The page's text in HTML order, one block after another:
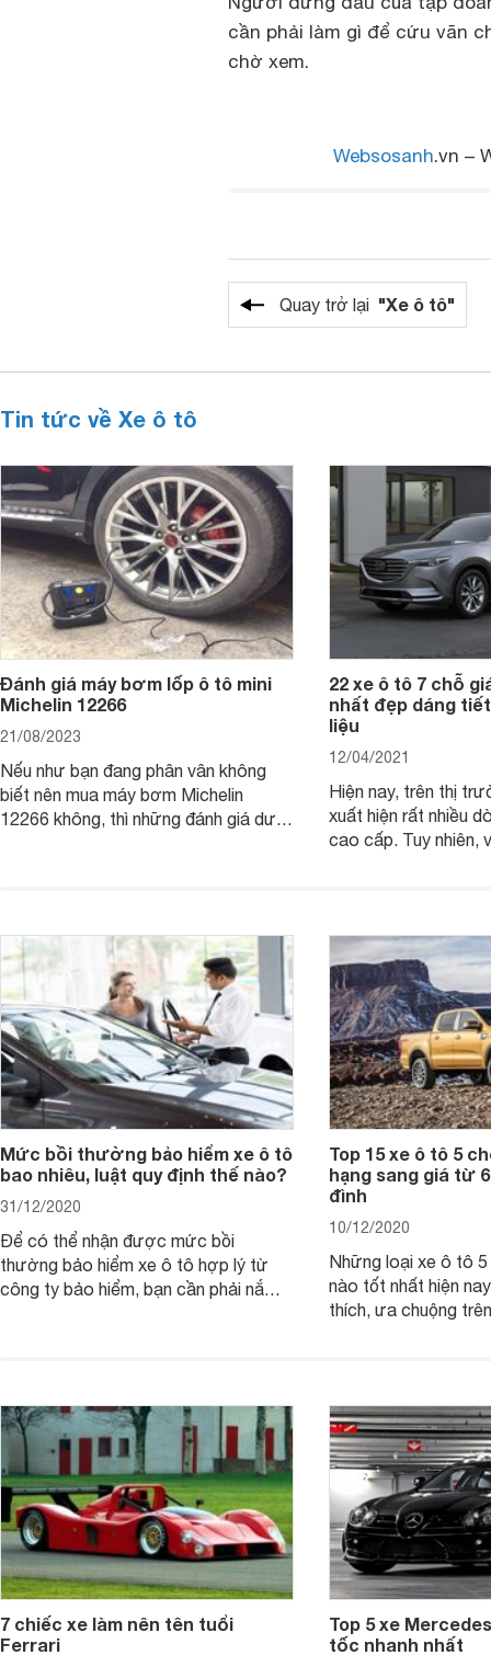
cần phải làm gì để cứu vãn
chờ xem.
Websosanh.vn –
Quay trở lại "Xe ô tô"
Tin tức về Xe ô tô
Đánh giá máy bơm lốp ô tô mini
Michelin 12266
21/08/2023
Nếu như bạn đang phân vân không
biết nên mua máy bơm Michelin
12266 không, thì những đánh giá dưới
22 xe ô tô 7 chỗ
nhất đẹp dáng
liệu
12/04/2021
Hiện nay, trên thị
xuất hiện rất nhiều
cao cấp. Tuy nhiên,
Websosanh đi tìm
viết dưới đây nhé!
Mức bồi thường bảo hiểm xe ô tô
bao nhiêu, luật quy định thế nào?
31/12/2020
Để có thể nhận được mức bồi
thường bảo hiểm xe ô tô hợp lý từ
công ty bảo hiểm, bạn cần phải nắm
Top 15 xe ô tô 5
hạng sang giá từ
đình
10/12/2020
Những loại xe ô tô
nào tốt nhất hiện
thích, ưa chuộng
7 chiếc xe làm nên tên tuổi
Ferrari
Top 5 xe
tốc nhanh nhất